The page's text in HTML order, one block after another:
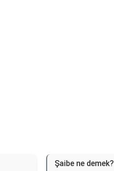
Şaibe ne demek?